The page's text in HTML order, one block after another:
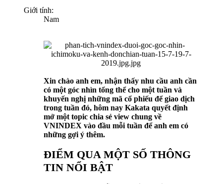
Giới tính:
Nam
Xin chào anh em, nhận thấy nhu cầu anh cần
có một góc nhìn tổng thể cho một tuần và
khuyến nghị những mã cổ phiếu để giao dịch
trong tuần đó, hôm nay Kakata quyết định
mở một topic chia sẻ view chung về
VNINDEX vào đầu mỗi tuần để anh em có
những gợi ý thêm.
ĐIỂM QUA MỘT SỐ THÔNG
TIN NỔI BẬT